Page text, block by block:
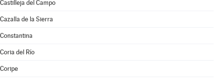
Castilleja del Campo
Cazalla de la Sierra
Constantina
Coria del Río
Coripe